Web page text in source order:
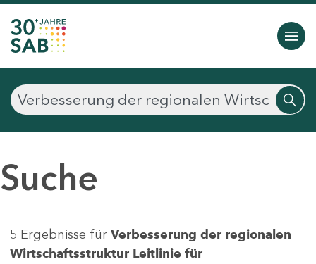
Suche
5 Ergebnisse für Verbesserung der regionalen
Wirtschaftsstruktur Leitlinie für